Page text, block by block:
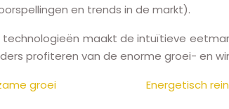
en trends in de markt).
maakt de intuïtieve
profiteren van de enorme groei- en
groei
Energetisch